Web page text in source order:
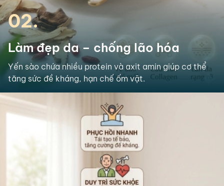
02.
Làm đẹp da – chống lão hóa
Yến sào chứa nhiều protein và axit amin giúp cơ thể
tăng sức đề kháng, hạn chế ốm vặt.